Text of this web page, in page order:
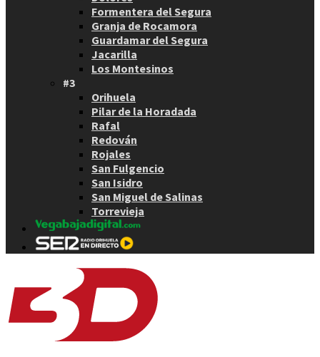
Formentera del Segura
Granja de Rocamora
Guardamar del Segura
Jacarilla
Los Montesinos
#3
Orihuela
Pilar de la Horadada
Rafal
Redován
Rojales
San Fulgencio
San Isidro
San Miguel de Salinas
Torrevieja